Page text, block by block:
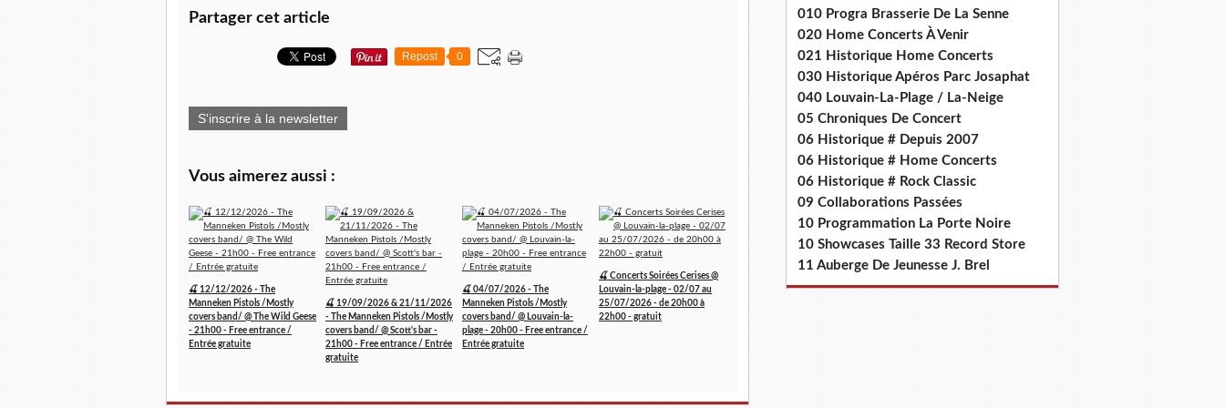
Partager cet article
Repost 0
S'inscrire à la newsletter
Vous aimerez aussi :
🍒 12/12/2026 - The
Manneken Pistols /Mostly
covers band/ @ The Wild Geese
- 21h00 - Free entrance /
Entrée gratuite
🍒 19/09/2026 & 21/11/2026
- The Manneken Pistols /Mostly
covers band/ @ Scott's bar -
21h00 - Free entrance / Entrée
gratuite
🍒 04/07/2026 - The
Manneken Pistols /Mostly
covers band/ @ Louvain-la-
plage - 20h00 - Free entrance /
Entrée gratuite
🍒 Concerts Soirées Cerises @
Louvain-la-plage - 02/07 au
25/07/2026 - de 20h00 à
22h00 - gratuit
010 Progra Brasserie De La Senne
020 Home Concerts À Venir
021 Historique Home Concerts
030 Historique Apéros Parc Josaphat
040 Louvain-La-Plage / La-Neige
05 Chroniques De Concert
06 Historique # Depuis 2007
06 Historique # Home Concerts
06 Historique # Rock Classic
09 Collaborations Passées
10 Programmation La Porte Noire
10 Showcases Taille 33 Record Store
11 Auberge De Jeunesse J. Brel